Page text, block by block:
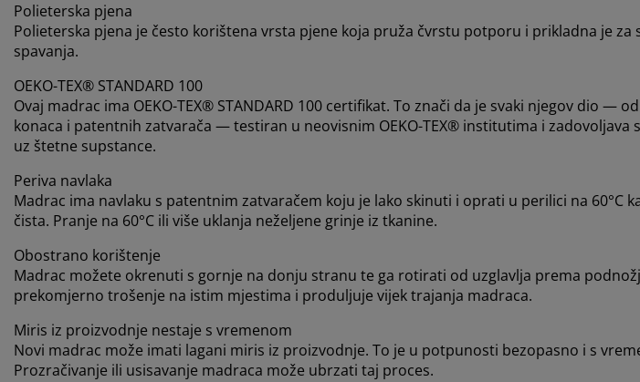
Polieterska pjena
Polieterska pjena je često korištena vrsta pjene koja pruža čvrstu potporu i prikladna je za
spavanja.
OEKO-TEX® STANDARD 100
Ovaj madrac ima OEKO-TEX® STANDARD 100 certifikat. To znači da je svaki njegov dio —
konaca i patentnih zatvarača — testiran u neovisnim OEKO-TEX® institutima i zadovoljava
uz štetne supstance.
Periva navlaka
Madrac ima navlaku s patentnim zatvaračem koju je lako skinuti i oprati u perilici na 60°C
čista. Pranje na 60°C ili više uklanja neželjene grinje iz tkanine.
Obostrano korištenje
Madrac možete okrenuti s gornje na donju stranu te ga rotirati od uzglavlja prema
prekomjerno trošenje na istim mjestima i produljuje vijek trajanja madraca.
Miris iz proizvodnje nestaje s vremenom
Novi madrac može imati lagani miris iz proizvodnje. To je u potpunosti bezopasno i s
Prozračivanje ili usisavanje madraca može ubrzati taj proces.